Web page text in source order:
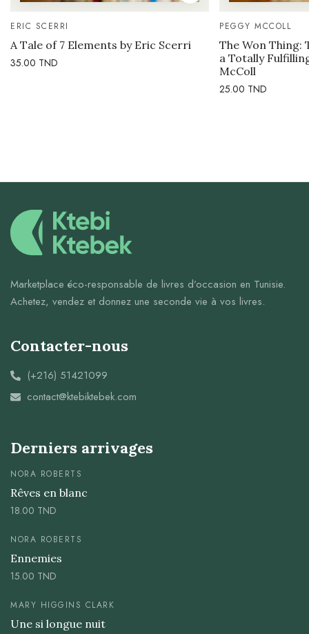
ERIC SCERRI
A Tale of 7 Elements by Eric Scerri
35.00 TND
PEGGY MCCOLL
The Won Thing:
a Totally
McColl
25.00 TND
Marketplace éco-responsable de livres d’occasion en Tunisie.
Achetez, vendez et donnez une seconde vie à vos livres.
Contacter-nous
(+216) 51421099
contact@ktebiktebek.com
Derniers arrivages
NORA ROBERTS
Rêves en blanc
18.00 TND
NORA ROBERTS
Ennemies
15.00 TND
MARY HIGGINS CLARK
Une si longue nuit